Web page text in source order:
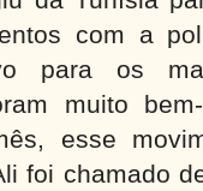
com a
para os
muito
esse
foi chamado